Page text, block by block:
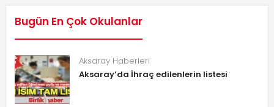
Bugün En Çok Okulanlar
Aksaray Haberleri
Aksaray’da İhraç edilenlerin listesi